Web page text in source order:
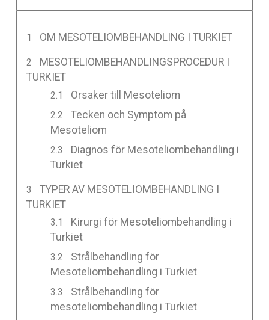
OM MESOTELIOMBEHANDLING I TURKIET
MESOTELIOMBEHANDLINGSPROCEDUR I
TURKIET
Orsaker till Mesoteliom
Tecken och Symptom på
Mesoteliom
Diagnos för Mesoteliombehandling i
Turkiet
TYPER AV MESOTELIOMBEHANDLING I
TURKIET
Kirurgi för Mesoteliombehandling i
Turkiet
Strålbehandling för
Mesoteliombehandling i Turkiet
Strålbehandling för
mesoteliombehandling i Turkiet